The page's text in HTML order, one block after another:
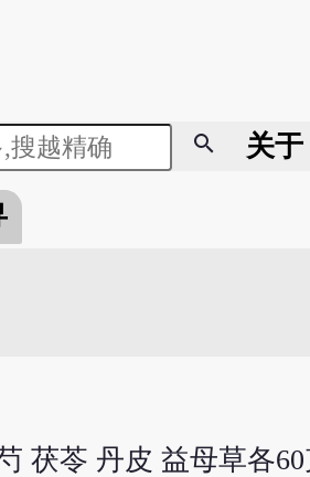
search 关于
茯苓 丹皮 益母草各